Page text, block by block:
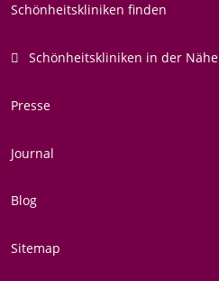
Schönheitskliniken finden
Schönheitskliniken in der Nähe
Presse
Journal
Blog
Sitemap